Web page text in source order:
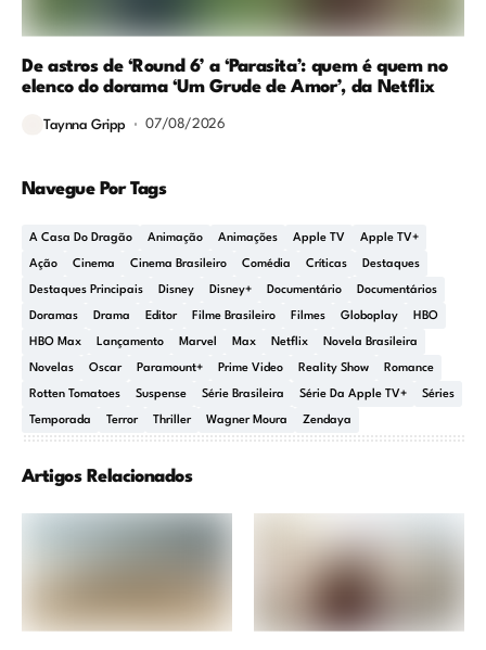
De astros de ‘Round 6’ a ‘Parasita’: quem é quem no
elenco do dorama ‘Um Grude de Amor’, da Netflix
Taynna Gripp 07/08/2026
Navegue Por Tags
A Casa Do Dragão Animação Animações Apple TV Apple TV+
Ação Cinema Cinema Brasileiro Comédia Críticas Destaques
Destaques Principais Disney Disney+ Documentário Documentários
Doramas Drama Editor Filme Brasileiro Filmes Globoplay HBO
HBO Max Lançamento Marvel Max Netflix Novela Brasileira
Novelas Oscar Paramount+ Prime Video Reality Show Romance
Rotten Tomatoes Suspense Série Brasileira Série Da Apple TV+ Séries
Temporada Terror Thriller Wagner Moura Zendaya
Artigos Relacionados